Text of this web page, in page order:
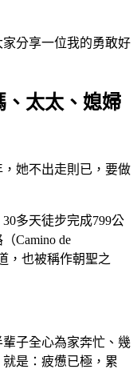
分享一位我的勇敢好
太太、媳婦
她不出走則已，要做
多天徒步完成799公
Camino de
，也被稱作朝聖之
子全心為家奔忙、幾
是：疲憊已極，累